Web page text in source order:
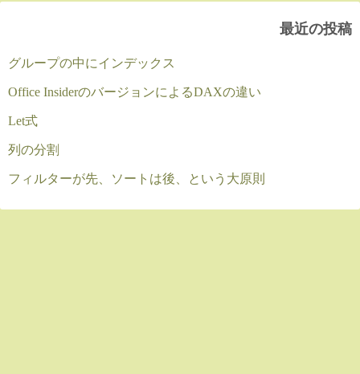
最近の投稿
グループの中にインデックス
Office InsiderのバージョンによるDAXの違い
Let式
列の分割
フィルターが先、ソートは後、という大原則